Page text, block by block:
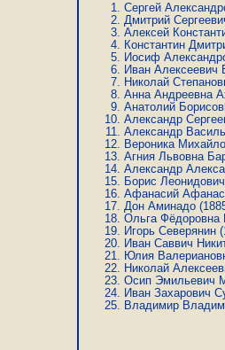
Сергей
Дмитрий
Алексей
Константин
Иосиф
Иван Алексеевич
Николай
Анна Андреевна
Анатолий
Александр
Александр
Вероника
Агния Львовна
Александр
Борис
Афанасий
Дон Аминадо
Ольга Фёдоровна
Игорь Северянин
Иван Саввич
Юлия
Николай
Осип Эмильевич
Иван Захарович
Владимир